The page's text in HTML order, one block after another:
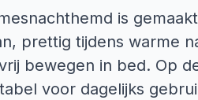
is
prettig tijdens warme
bewegen in bed. Op
voor dagelijks